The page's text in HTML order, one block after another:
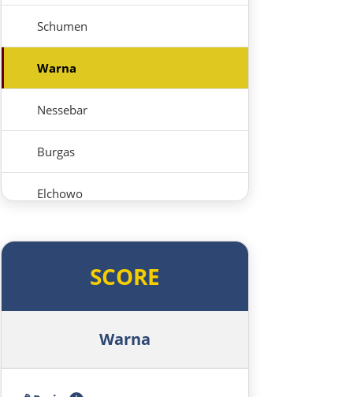
Schumen
Warna
Nessebar
Burgas
Elchowo
KardschaliSCORE
Warna